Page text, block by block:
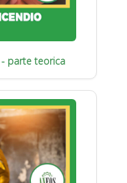
parte teorica